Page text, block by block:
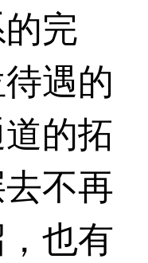
完
遇的
的拓
不再
也有